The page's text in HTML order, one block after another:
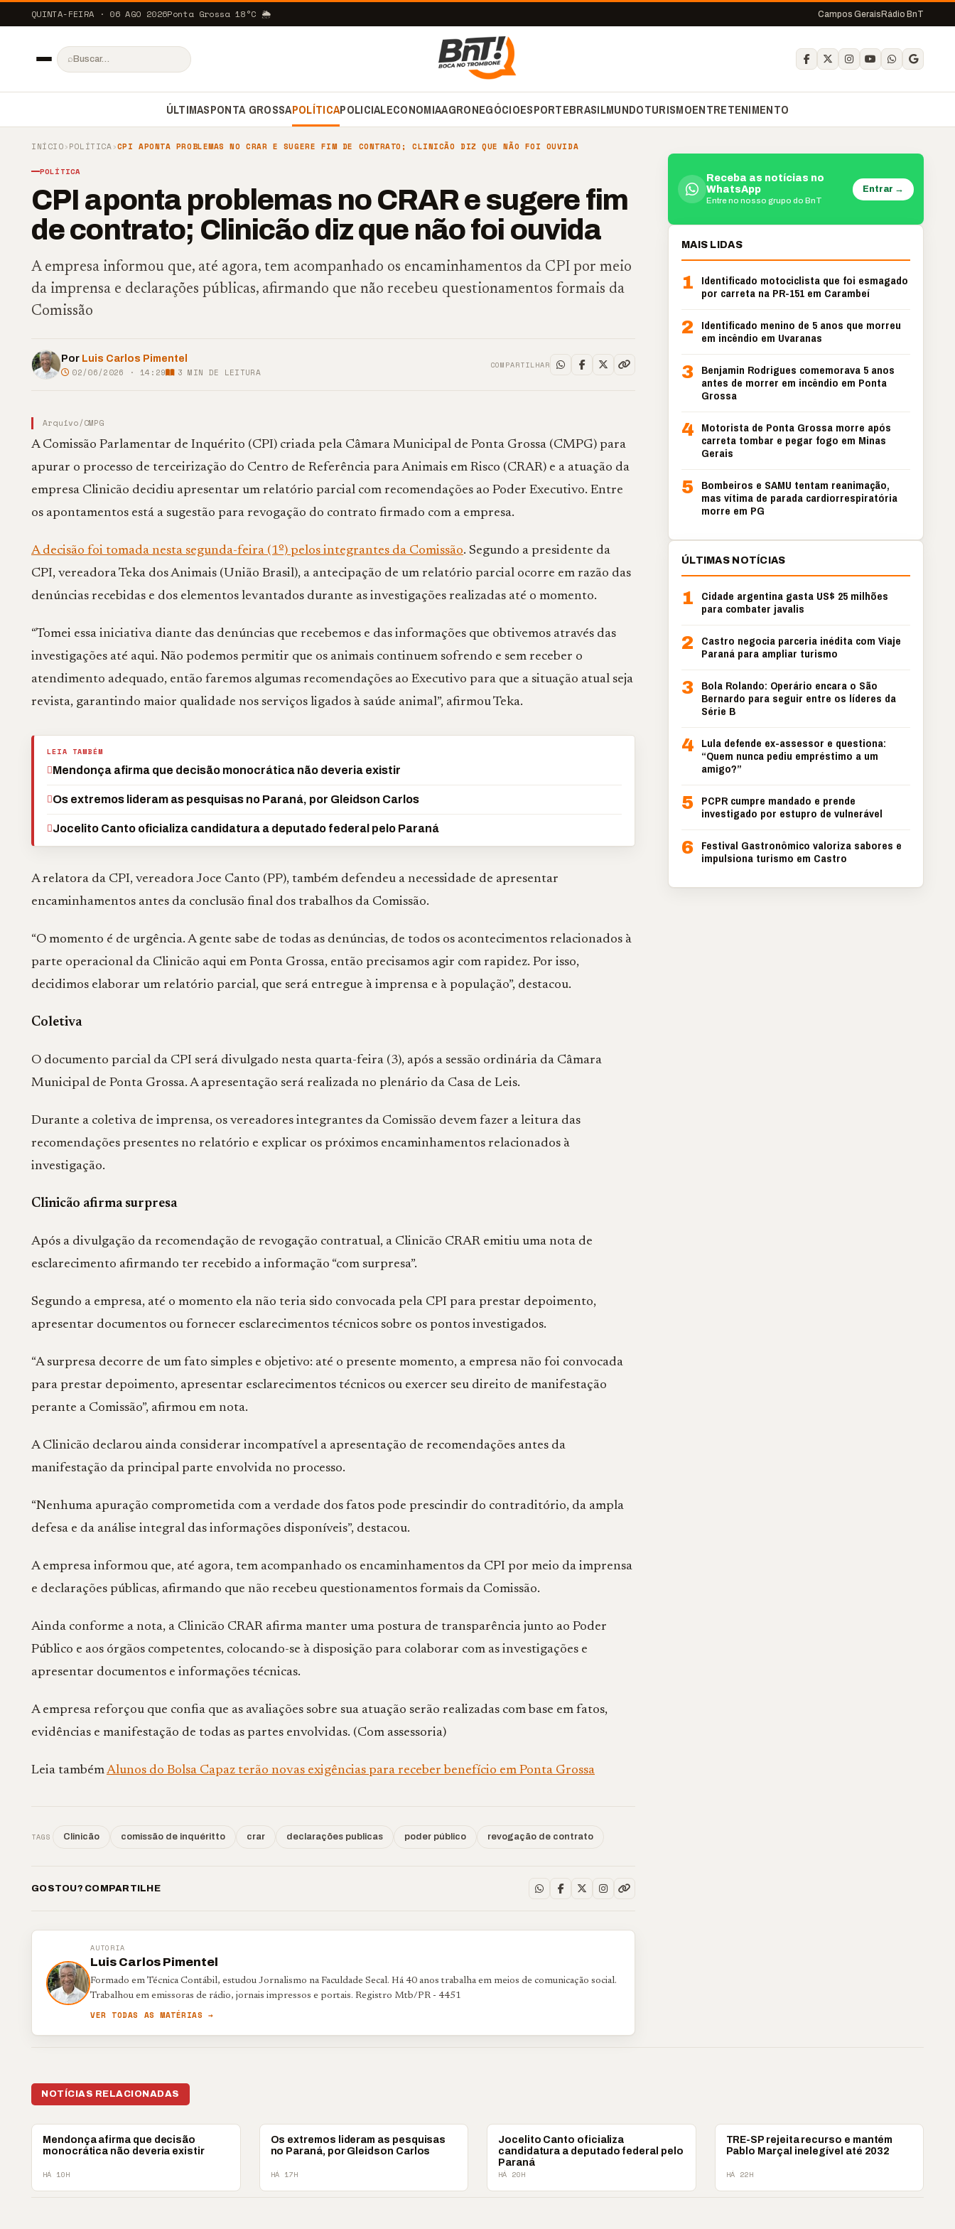
QUINTA-FEIRA · 06 AGO 2026Ponta Grossa18°C 🌦️ Campos Gerais Rádio BnT
⌕
ÚLTIMASPONTA GROSSAPOLÍTICAPOLICIALECONOMIAAGRONEGÓCIOESPORTEBRASILMUNDOTURISMOENTRETENIMENTO
INÍCIO›POLÍTICA›CPI APONTA PROBLEMAS NO CRAR E SUGERE FIM DE CONTRATO; CLINICÃO DIZ QUE NÃO FOI OUVIDA
POLÍTICA
CPI aponta problemas no CRAR e sugere fim
de contrato; Clinicão diz que não foi ouvida
A empresa informou que, até agora, tem acompanhado os encaminhamentos da CPI por meio
da imprensa e declarações públicas, afirmando que não recebeu questionamentos formais da
Comissão
Por Luis Carlos Pimentel
02/06/2026 · 14:29 3 MIN DE LEITURA
COMPARTILHAR
Arquivo/CMPG
A Comissão Parlamentar de Inquérito (CPI) criada pela Câmara Municipal de Ponta Grossa (CMPG) para
apurar o processo de terceirização do Centro de Referência para Animais em Risco (CRAR) e a atuação da
empresa Clinicão decidiu apresentar um relatório parcial com recomendações ao Poder Executivo. Entre
os apontamentos está a sugestão para revogação do contrato firmado com a empresa.
A decisão foi tomada nesta segunda-feira (1º) pelos integrantes da Comissão. Segundo a presidente da
CPI, vereadora Teka dos Animais (União Brasil), a antecipação de um relatório parcial ocorre em razão das
denúncias recebidas e dos elementos levantados durante as investigações realizadas até o momento.
“Tomei essa iniciativa diante das denúncias que recebemos e das informações que obtivemos através das
investigações até aqui. Não podemos permitir que os animais continuem sofrendo e sem receber o
atendimento adequado, então faremos algumas recomendações ao Executivo para que a situação atual seja
revista, garantindo maior qualidade nos serviços ligados à saúde animal”, afirmou Teka.
LEIA TAMBÉM
Mendonça afirma que decisão monocrática não deveria existir
Os extremos lideram as pesquisas no Paraná, por Gleidson Carlos
Jocelito Canto oficializa candidatura a deputado federal pelo Paraná
A relatora da CPI, vereadora Joce Canto (PP), também defendeu a necessidade de apresentar
encaminhamentos antes da conclusão final dos trabalhos da Comissão.
“O momento é de urgência. A gente sabe de todas as denúncias, de todos os acontecimentos relacionados à
parte operacional da Clinicão aqui em Ponta Grossa, então precisamos agir com rapidez. Por isso,
decidimos elaborar um relatório parcial, que será entregue à imprensa e à população”, destacou.
Coletiva
O documento parcial da CPI será divulgado nesta quarta-feira (3), após a sessão ordinária da Câmara
Municipal de Ponta Grossa. A apresentação será realizada no plenário da Casa de Leis.
Durante a coletiva de imprensa, os vereadores integrantes da Comissão devem fazer a leitura das
recomendações presentes no relatório e explicar os próximos encaminhamentos relacionados à
investigação.
Clinicão afirma surpresa
Após a divulgação da recomendação de revogação contratual, a Clinicão CRAR emitiu uma nota de
esclarecimento afirmando ter recebido a informação “com surpresa”.
Segundo a empresa, até o momento ela não teria sido convocada pela CPI para prestar depoimento,
apresentar documentos ou fornecer esclarecimentos técnicos sobre os pontos investigados.
“A surpresa decorre de um fato simples e objetivo: até o presente momento, a empresa não foi convocada
para prestar depoimento, apresentar esclarecimentos técnicos ou exercer seu direito de manifestação
perante a Comissão”, afirmou em nota.
A Clinicão declarou ainda considerar incompatível a apresentação de recomendações antes da
manifestação da principal parte envolvida no processo.
“Nenhuma apuração comprometida com a verdade dos fatos pode prescindir do contraditório, da ampla
defesa e da análise integral das informações disponíveis”, destacou.
A empresa informou que, até agora, tem acompanhado os encaminhamentos da CPI por meio da imprensa
e declarações públicas, afirmando que não recebeu questionamentos formais da Comissão.
Ainda conforme a nota, a Clinicão CRAR afirma manter uma postura de transparência junto ao Poder
Público e aos órgãos competentes, colocando-se à disposição para colaborar com as investigações e
apresentar documentos e informações técnicas.
A empresa reforçou que confia que as avaliações sobre sua atuação serão realizadas com base em fatos,
evidências e manifestação de todas as partes envolvidas. (Com assessoria)
Leia tambémAlunos do Bolsa Capaz terão novas exigências para receber benefício em Ponta Grossa
TAGS Clinicão comissão de inquéritto crar declarações publicas poder público revogação de contrato
GOSTOU? COMPARTILHE
AUTORIA
Luis Carlos Pimentel
Formado em Técnica Contábil, estudou Jornalismo na Faculdade Secal. Há 40 anos trabalha em meios de comunicação social.
Trabalhou em emissoras de rádio, jornais impressos e portais. Registro Mtb/PR - 4451
VER TODAS AS MATÉRIAS →
Receba as notícias no
WhatsApp
Entre no nosso grupo do BnT
Entrar →
MAIS LIDAS
1
Identificado motociclista que foi esmagado
por carreta na PR-151 em Carambeí
2
Identificado menino de 5 anos que morreu
em incêndio em Uvaranas
3 Benjamin Rodrigues comemorava 5 anos
antes de morrer em incêndio em Ponta
Grossa
4 Motorista de Ponta Grossa morre após
carreta tombar e pegar fogo em Minas
Gerais
5 Bombeiros e SAMU tentam reanimação,
mas vítima de parada cardiorrespiratória
morre em PG
ÚLTIMAS NOTÍCIAS
1
Cidade argentina gasta US$ 25 milhões
para combater javalis
2
Castro negocia parceria inédita com Viaje
Paraná para ampliar turismo
3 Bola Rolando: Operário encara o São
Bernardo para seguir entre os líderes da
Série B
4 Lula defende ex-assessor e questiona:
“Quem nunca pediu empréstimo a um
amigo?”
5 PCPR cumpre mandado e prende
investigado por estupro de vulnerável
6 Festival Gastronômico valoriza sabores e
impulsiona turismo em Castro
NOTÍCIAS RELACIONADAS
POLÍTICA
Mendonça afirma que decisão
monocrática não deveria existir
HÁ 10H
POLÍTICA
Os extremos lideram as pesquisas
no Paraná, por Gleidson Carlos
HÁ 17H
POLÍTICA
Jocelito Canto oficializa
candidatura a deputado federal pelo
Paraná
HÁ 20H
POLÍTICA
TRE-SP rejeita recurso e mantém
Pablo Marçal inelegível até 2032
HÁ 22H